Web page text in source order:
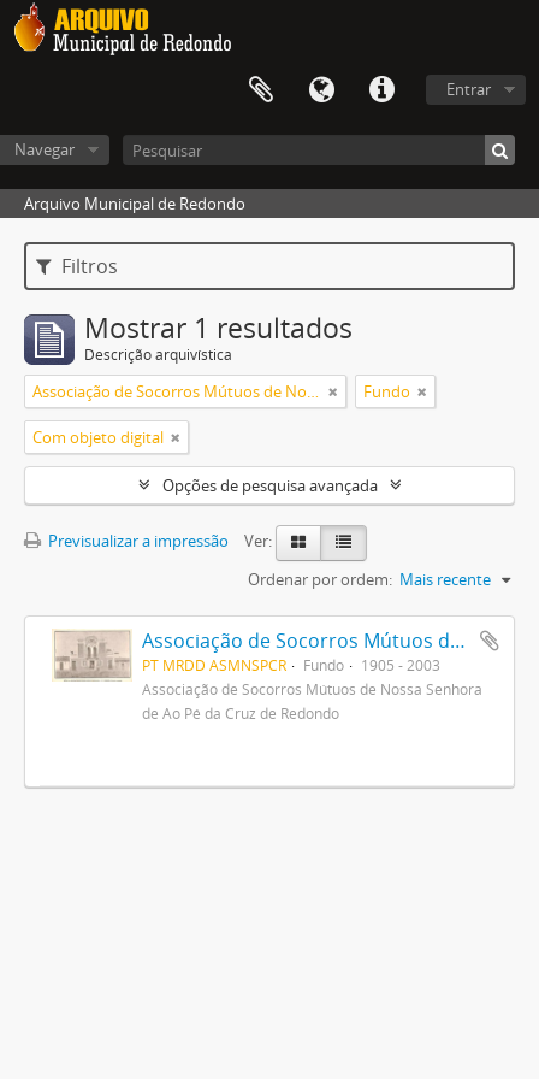
Entrar
Navegar
Arquivo Municipal de Redondo
Filtros
Mostrar 1 resultados
Descrição arquivística
Associação de Socorros Mútuos de Nossa Senhora de Ao Pé da Cruz de Redondo Fundo
Com objeto digital
Opções de pesquisa avançada
Previsualizar a impressão
Ver:
Ordenar por ordem: Mais recente
Associação de Socorros Mútuos de Nossa Senhora de Ao Pé da Cruz de Redondo
PT MRDD ASMNSPCR Fundo
1905 - 2003
Associação de Socorros Mútuos de Nossa Senhora
de Ao Pé da Cruz de Redondo